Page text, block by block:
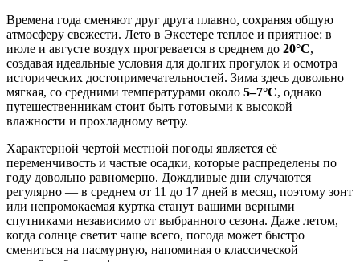
Времена года сменяют друг друга плавно, сохраняя общую
атмосферу свежести. Лето в Эксетере теплое и приятное: в
июле и августе воздух прогревается в среднем до 20°C,
создавая идеальные условия для долгих прогулок и осмотра
исторических достопримечательностей. Зима здесь довольно
мягкая, со средними температурами около 5–7°C, однако
путешественникам стоит быть готовыми к высокой
влажности и прохладному ветру.
Характерной чертой местной погоды является её
переменчивость и частые осадки, которые распределены по
году довольно равномерно. Дождливые дни случаются
регулярно — в среднем от 11 до 17 дней в месяц, поэтому зонт
или непромокаемая куртка станут вашими верными
спутниками независимо от выбранного сезона. Даже летом,
когда солнце светит чаще всего, погода может быстро
смениться на пасмурную, напоминая о классической